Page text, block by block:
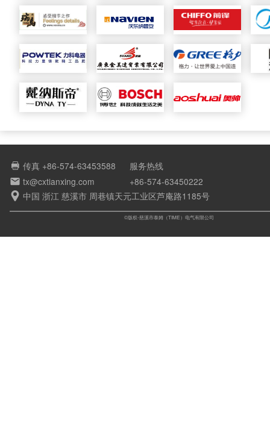
 传真 +86-574-63453588
 tx@cxtianxing.com
服务热线
+86-574-63450222
 中国 浙江 慈溪市 周巷镇天元工业区芦庵路1185号
©版权-慈溪市泰姆（TIME）电气有限公司